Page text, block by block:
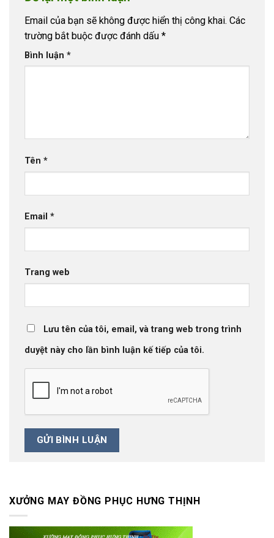
Email của bạn sẽ không được hiển thị công khai. Các
trường bắt buộc được đánh dấu *
Bình luận *
Tên *
Email *
Trang web
Lưu tên của tôi, email, và trang web trong trình
duyệt này cho lần bình luận kế tiếp của tôi.
XƯỞNG MAY ĐỒNG PHỤC HƯNG THỊNH